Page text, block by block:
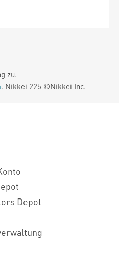
zu.
. Nikkei 225 ©Nikkei Inc.
Depot